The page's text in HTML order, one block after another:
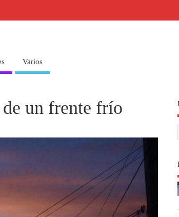
Varios
de un frente frío